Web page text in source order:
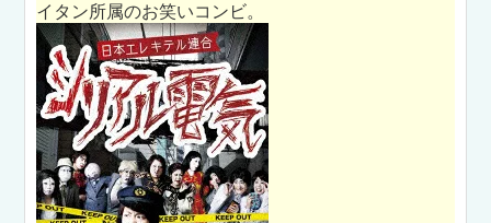
イタン所属のお笑いコンビ。